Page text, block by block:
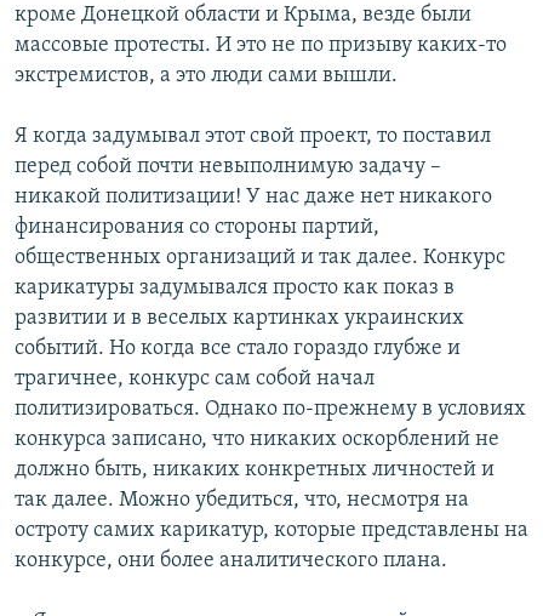
кроме Донецкой области и Крыма, везде были
массовые протесты. И это не по призыву каких-то
экстремистов, а это люди сами вышли.
Я когда задумывал этот свой проект, то поставил
перед собой почти невыполнимую задачу –
никакой политизации! У нас даже нет никакого
финансирования со стороны партий,
общественных организаций и так далее. Конкурс
карикатуры задумывался просто как показ в
развитии и в веселых картинках украинских
событий. Но когда все стало гораздо глубже и
трагичнее, конкурс сам собой начал
политизироваться. Однако по-прежнему в условиях
конкурса записано, что никаких оскорблений не
должно быть, никаких конкретных личностей и
так далее. Можно убедиться, что, несмотря на
остроту самих карикатур, которые представлены на
конкурсе, они более аналитического плана.